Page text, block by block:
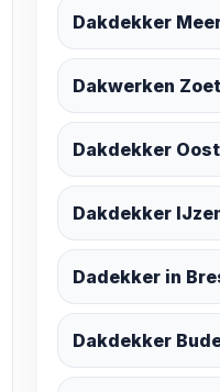
Dakdekker
Dakwerken
Dakdekker
Dakdekker
Dadekker in
Dakdekker